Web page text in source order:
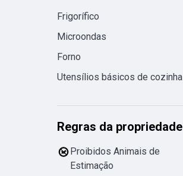
Frigorífico
Microondas
Forno
Utensílios básicos de cozinha
Regras da propriedade
Proibidos Animais de
Estimação